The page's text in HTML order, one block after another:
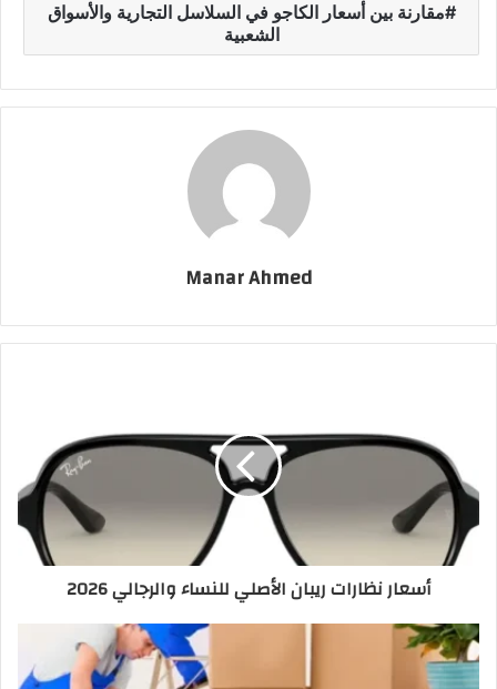
مقارنة بين أسعار الكاجو في السلاسل التجارية والأسواق
الشعبية
Manar Ahmed
أسعار نظارات ريبان الأصلي للنساء والرجالي 2026